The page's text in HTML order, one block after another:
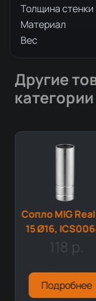
Толщина стенки
Материал
Вес
Другие
категории
Сопло MIG
15 Ø16,
118 р.
Подробнее